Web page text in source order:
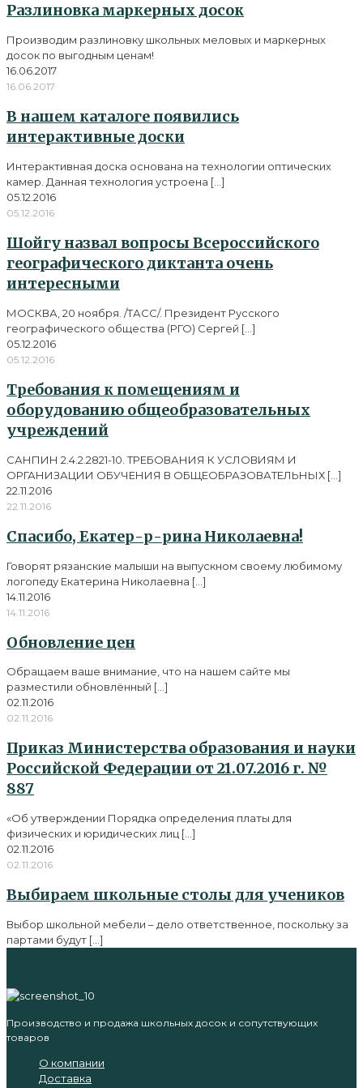
Разлиновка маркерных досок
Производим разлиновку школьных меловых и маркерных
досок по выгодным ценам!
16.06.2017
16.06.2017
В нашем каталоге появились
интерактивные доски
Интерактивная доска основана на технологии оптических
камер. Данная технология устроена […]
05.12.2016
05.12.2016
Шойгу назвал вопросы Всероссийского
географического диктанта очень
интересными
МОСКВА, 20 ноября. /ТАСС/. Президент Русского
географического общества (РГО) Сергей […]
05.12.2016
05.12.2016
Требования к помещениям и
оборудованию общеобразовательных
учреждений
САНПИН 2.4.2.2821-10. ТРЕБОВАНИЯ К УСЛОВИЯМ И
ОРГАНИЗАЦИИ ОБУЧЕНИЯ В ОБЩЕОБРАЗОВАТЕЛЬНЫХ […]
22.11.2016
22.11.2016
Спасибо, Екатер-р-рина Николаевна!
Говорят рязанские малыши на выпускном своему любимому
логопеду Екатерина Николаевна […]
14.11.2016
14.11.2016
Обновление цен
Обращаем ваше внимание, что на нашем сайте мы
разместили обновлённый […]
02.11.2016
02.11.2016
Приказ Министерства образования и науки
Российской Федерации от 21.07.2016 г. №
887
«Об утверждении Порядка определения платы для
физических и юридических лиц […]
02.11.2016
02.11.2016
Выбираем школьные столы для учеников
Выбор школьной мебели – дело ответственное, поскольку за
партами будут […]
Производство и продажа школьных досок и сопутствующих
товаров
О компании
Доставка